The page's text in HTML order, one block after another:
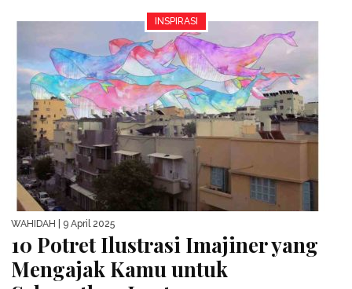
INSPIRASI
WAHIDAH | 9 April 2025
10 Potret Ilustrasi Imajiner yang
Mengajak Kamu untuk